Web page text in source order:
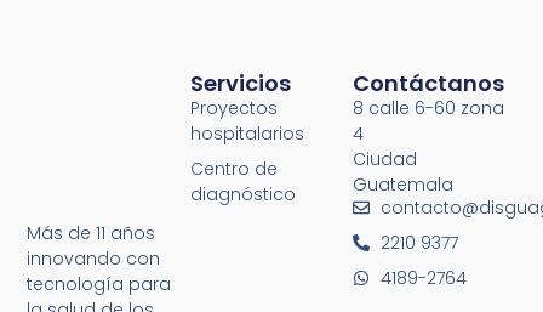
Más de 11 años
innovando con
tecnología para
Servicios
Proyectos
hospitalarios
Centro de
diagnóstico
Contáctanos
8 calle 6-60 zona
4
Ciudad
Guatemala
2210 9377
4189-2764